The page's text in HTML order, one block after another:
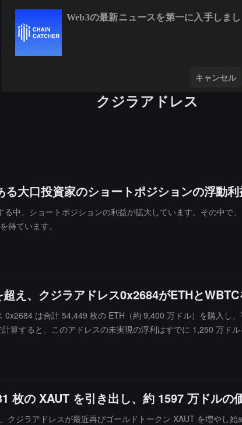
ンダー
クジラアドレス
大口投資家のショートポジションの浮動利
中、ショートポジションの利益が拡大しています。その中で
得ています。
え、クジラアドレス0x2684がETHとWBTC
は合計 54,449 枚の ETH（約 9,400 万ドル）を購入し
算すると、このアドレスの未実現の浮利はすでに 1,250 万ドル
の XAUT を引き出し、約 1597 万ドルの
ジラアドレスが最近再びゴールドトークン XAUT を増やし
Web3の最新ニュースを第一に入手しまし
キャンセル